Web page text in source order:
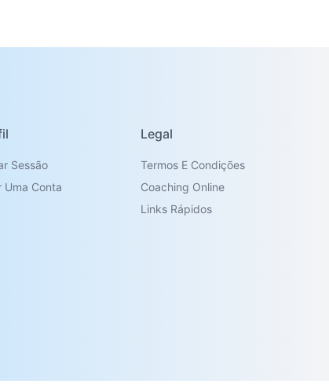
Sessão
Uma Conta
Legal
Termos E Condições
Coaching Online
Links Rápidos